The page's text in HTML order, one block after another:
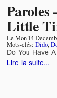
Paroles
Little
Le Mon 14
Mots-clés: Dido,
Do You Have
Lire la suite...